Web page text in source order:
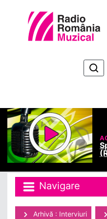
Navigare
Arhivă : Interviuri